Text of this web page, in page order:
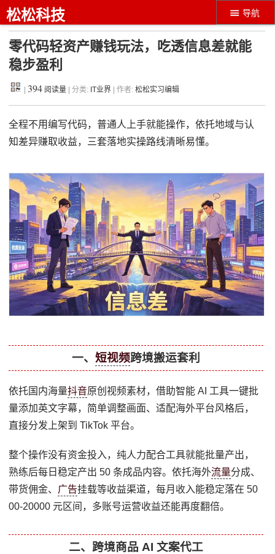
导航
松松科技
零代码轻资产赚钱玩法，吃透信息差就能
稳步盈利
394 阅读量 | 分类: IT业界 | 作者:松松实习编辑
全程不用编写代码，普通人上手就能操作，依托地域与认
知差异赚取收益，三套落地实操路线清晰易懂。
一、短视频跨境搬运套利
依托国内海量抖音原创视频素材，借助智能 AI 工具一键批
量添加英文字幕，简单调整画面、适配海外平台风格后，
直接分发上架到 TikTok 平台。
整个操作没有资金投入，纯人力配合工具就能批量产出，
熟练后每日稳定产出 50 条成品内容。依托海外流量分成、
带货佣金、 广告挂载等收益渠道，每月收入能稳定落在 50
00-20000 元区间，多账号运营收益还能再度翻倍。
二、跨境商品 AI 文案代工